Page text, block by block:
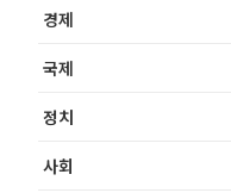
경제
국제
정치
사회